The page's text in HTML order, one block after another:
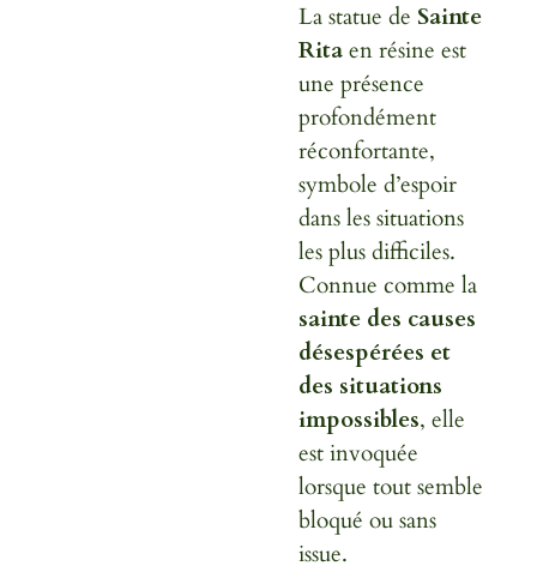
La statue de Sainte
Ritaen résine est
une présence
profondément
réconfortante,
symbole d’espoir
dans les situations
les plus difficiles.
Connue comme la
sainte des causes
désespérées et
des situations
impossibles, elle
est invoquée
lorsque tout semble
bloqué ou sans
issue.